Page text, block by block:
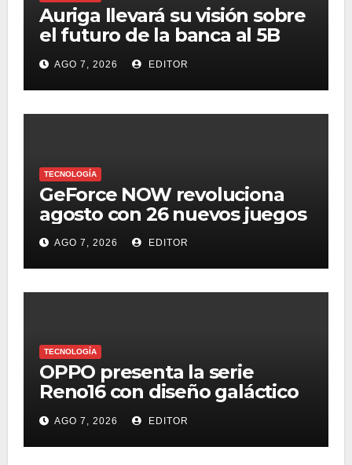
Auriga llevará su visión sobre
el futuro de la banca al 5B
Digital Summit 2026
AGO 7, 2026 EDITOR
TECNOLOGÍA
GeForce NOW revoluciona
agosto con 26 nuevos juegos
AGO 7, 2026 EDITOR
TECNOLOGÍA
OPPO presenta la serie
Reno16 con diseño galáctico
3D, zoom retrato pro 3.5x y
selfie ultra gran angular 50
MP
AGO 7, 2026 EDITOR